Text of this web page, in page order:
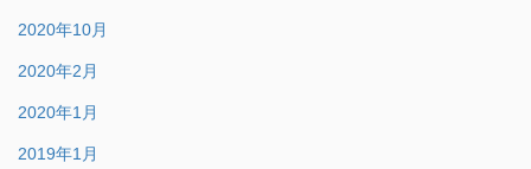
2020年10月
2020年2月
2020年1月
2019年1月